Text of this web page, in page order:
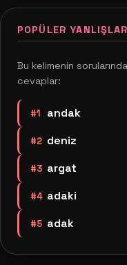
POPÜLER YANLIŞLAR
Bu kelimenin
cevaplar:
#1 andak
#2 deniz
#3 argat
#4 adaki
#5 adak